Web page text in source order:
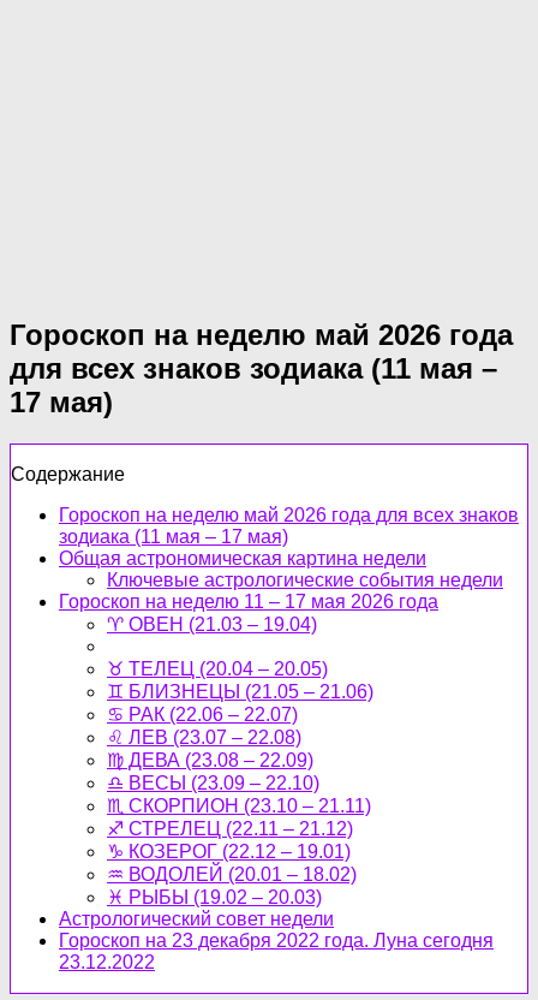
Гороскоп на неделю май 2026 года
для всех знаков зодиака (11 мая –
17 мая)
Содержание
Гороскоп на неделю май 2026 года для всех знаков
зодиака (11 мая – 17 мая)
Общая астрономическая картина недели
Ключевые астрологические события недели
Гороскоп на неделю 11 – 17 мая 2026 года
♈ ОВЕН (21.03 – 19.04)
♉ ТЕЛЕЦ (20.04 – 20.05)
♊ БЛИЗНЕЦЫ (21.05 – 21.06)
♋ РАК (22.06 – 22.07)
♌ ЛЕВ (23.07 – 22.08)
♍ ДЕВА (23.08 – 22.09)
♎ ВЕСЫ (23.09 – 22.10)
♏ СКОРПИОН (23.10 – 21.11)
♐ СТРЕЛЕЦ (22.11 – 21.12)
♑ КОЗЕРОГ (22.12 – 19.01)
♒ ВОДОЛЕЙ (20.01 – 18.02)
♓ РЫБЫ (19.02 – 20.03)
Астрологический совет недели
Гороскоп на 23 декабря 2022 года. Луна сегодня
23.12.2022